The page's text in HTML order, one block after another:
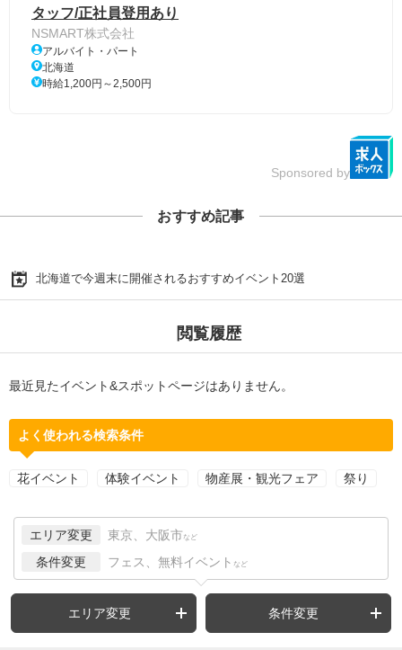
タッフ/正社員登用あり
NSMART株式会社
アルバイト・パート
北海道
時給1,200円～2,500円
Sponsored by
おすすめ記事
北海道で今週末に開催されるおすすめイベント20選
閲覧履歴
最近見たイベント&スポットページはありません。
よく使われる検索条件
花イベント 体験イベント 物産展・観光フェア 祭り
エリア変更 東京、大阪市 など
条件変更 フェス、無料イベント など
エリア変更 条件変更